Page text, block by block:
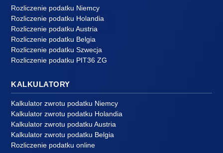
Rozliczenie podatku Niemcy
Rozliczenie podatku Holandia
Rozliczenie podatku Austria
Rozliczenie podatku Belgia
Rozliczenie podatku Szwecja
Rozliczenie podatku PIT36 ZG
KALKULATORY
Kalkulator zwrotu podatku Niemcy
Kalkulator zwrotu podatku Holandia
Kalkulator zwrotu podatku Austria
Kalkulator zwrotu podatku Belgia
Rozliczenie podatku online